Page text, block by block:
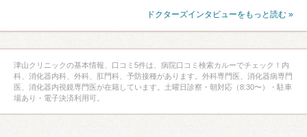
ドクターズインタビューをもっと読む »
津山クリニックの基本情報、口コミ5件は、病院口コミ検索カルーでチェック！内
科、消化器内科、外科、肛門科、予防接種があります。外科専門医、消化器病専門
医、消化器内視鏡専門医が在籍しています。土曜日診察・朝対応（8:30〜）・駐車
場あり・電子決済利用可。